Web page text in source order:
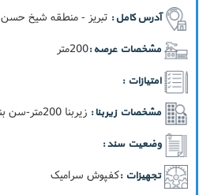
آدرس کامل : تبریز - منطقه شیخ حسن
مشخصات عرصه :200متر
امتیازات :
مشخصات زیربنا : زيربنا 200متر-سن بنا 7سال -نما سیمان سفید
وضعیت سند :
تجهیزات :کفپوش سرامیک